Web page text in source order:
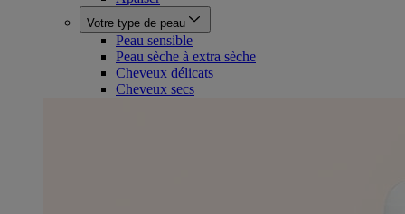
Votre type de peau
Peau sensible
Peau sèche à extra sèche
Cheveux délicats
Cheveux secs